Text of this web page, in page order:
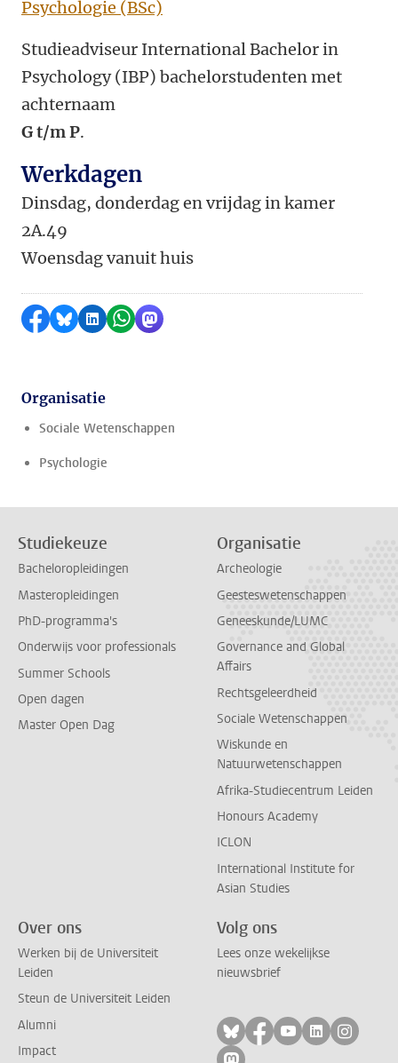
Psychologie (BSc)
Studieadviseur International Bachelor in
Psychology (IBP) bachelorstudenten met
achternaam
G t/m P.
Werkdagen
Dinsdag, donderdag en vrijdag in kamer
2A.49
Woensdag vanuit huis
Delen op Facebook
Delen via Bluesky
Delen op LinkedIn
Delen via WhatsApp
Delen via Mastodon
Organisatie
Sociale Wetenschappen
Psychologie
Studiekeuze
Bacheloropleidingen
Masteropleidingen
PhD-programma's
Onderwijs voor professionals
Summer Schools
Open dagen
Master Open Dag
Organisatie
Archeologie
Geesteswetenschappen
Geneeskunde/LUMC
Governance and Global
Affairs
Rechtsgeleerdheid
Sociale Wetenschappen
Wiskunde en
Natuurwetenschappen
Afrika-Studiecentrum Leiden
Honours Academy
ICLON
International Institute for
Asian Studies
Over ons
Werken bij de Universiteit
Leiden
Steun de Universiteit Leiden
Alumni
Impact
Volg ons
Lees onze wekelijkse
nieuwsbrief
Volg ons op bluesky
Volg ons op
Volg ons op
Volg ons
Volg
Volg ons op mastodon